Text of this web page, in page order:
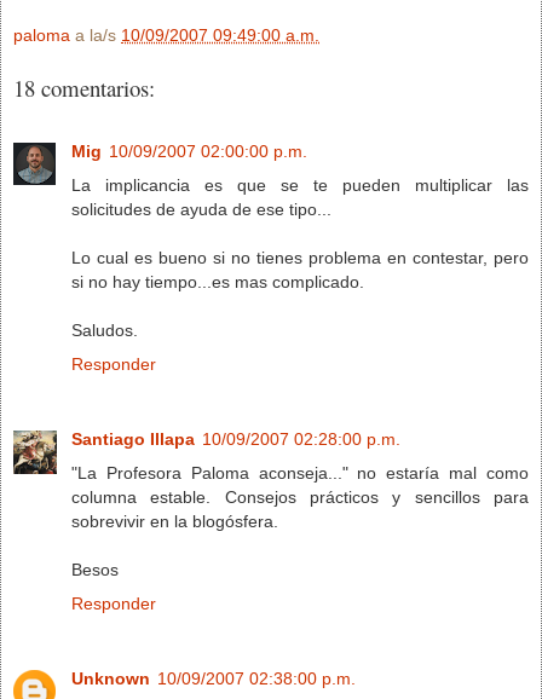
paloma a la/s 10/09/2007 09:49:00 a.m.
18 comentarios:
Mig 10/09/2007 02:00:00 p.m.
La implicancia es que se te pueden multiplicar las
solicitudes de ayuda de ese tipo...
Lo cual es bueno si no tienes problema en contestar, pero
si no hay tiempo...es mas complicado.
Saludos.
Responder
Santiago Illapa 10/09/2007 02:28:00 p.m.
"La Profesora Paloma aconseja..." no estaría mal como
columna estable. Consejos prácticos y sencillos para
sobrevivir en la blogósfera.
Besos
Responder
Unknown 10/09/2007 02:38:00 p.m.